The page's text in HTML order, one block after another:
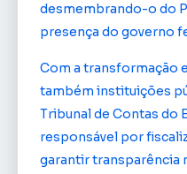
desmembrando-o do
presença do governo
Com a transformação
também instituições
Tribunal de Contas do
responsável por
garantir transparência